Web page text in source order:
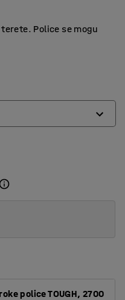
Police se mogu
police TOUGH, 2700